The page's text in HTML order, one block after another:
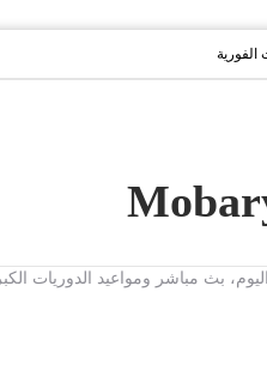
الفورية
اليوم، بث مباشر ومواعيد